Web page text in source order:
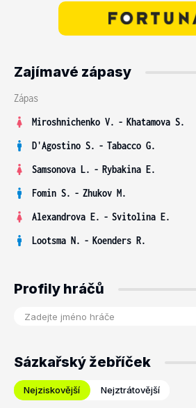
Zajímavé zápasy
Zápas
Miroshnichenko V. - Khatamova S.
D'Agostino S. - Tabacco G.
Samsonova L. - Rybakina E.
Fomin S. - Zhukov M.
Alexandrova E. - Svitolina E.
Lootsma N. - Koenders R.
Profily hráčů
Sázkařský žebříček
Nejziskovější Nejztrátovější